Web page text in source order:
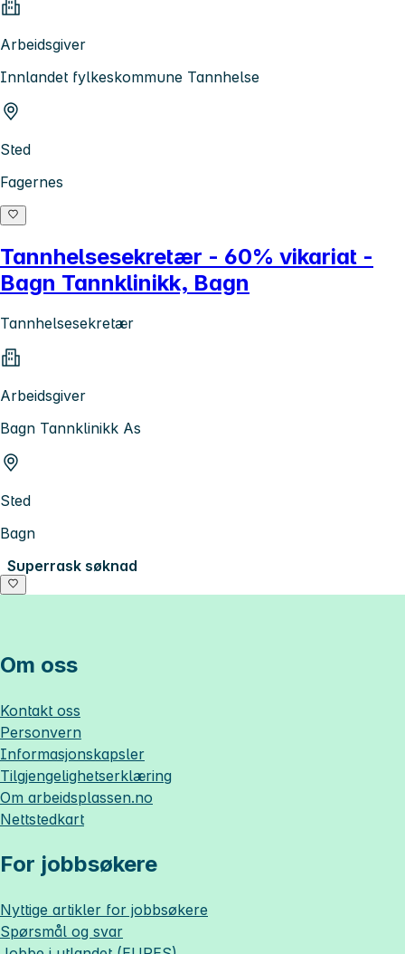
Arbeidsgiver
Innlandet fylkeskommune Tannhelse
Sted
Fagernes
Tannhelsesekretær - 60% vikariat -
Bagn Tannklinikk, Bagn
Tannhelsesekretær
Arbeidsgiver
Bagn Tannklinikk As
Sted
Bagn
Superrask søknad
Om oss
Kontakt oss
Personvern
Informasjonskapsler
Tilgjengelighetserklæring
Om arbeidsplassen.no
Nettstedkart
For jobbsøkere
Nyttige artikler for jobbsøkere
Spørsmål og svar